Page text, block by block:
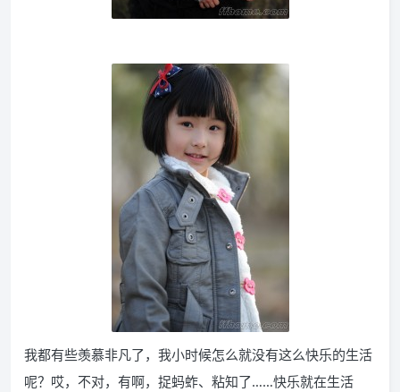
我都有些羡慕非凡了，我小时候怎么就没有这么快乐的生活
呢？哎，不对，有啊，捉蚂蚱、粘知了……快乐就在生活